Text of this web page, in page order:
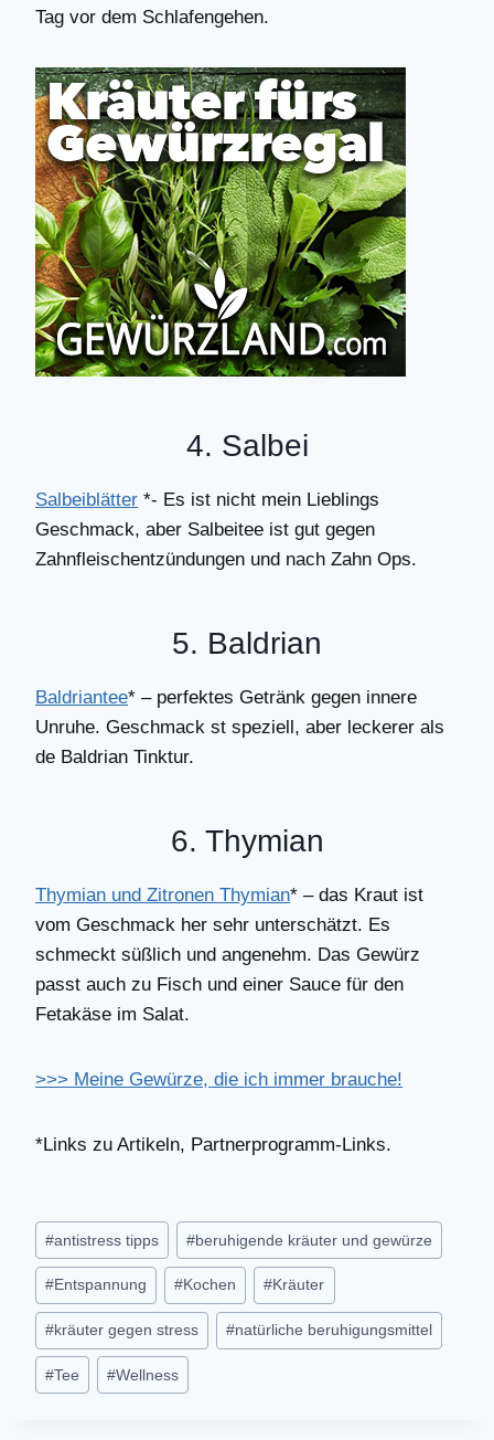
Tag vor dem Schlafengehen.
4. Salbei
Salbeiblätter *- Es ist nicht mein Lieblings
Geschmack, aber Salbeitee ist gut gegen
Zahnfleischentzündungen und nach Zahn Ops.
5. Baldrian
Baldriantee* – perfektes Getränk gegen innere
Unruhe. Geschmack st speziell, aber leckerer als
de Baldrian Tinktur.
6. Thymian
Thymian und Zitronen Thymian* – das Kraut ist
vom Geschmack her sehr unterschätzt. Es
schmeckt süßlich und angenehm. Das Gewürz
passt auch zu Fisch und einer Sauce für den
Fetakäse im Salat.
>>> Meine Gewürze, die ich immer brauche!
*Links zu Artikeln, Partnerprogramm-Links.
Schlagworte:
#antistress tipps #beruhigende kräuter und gewürze
#Entspannung #Kochen #Kräuter
#kräuter gegen stress #natürliche beruhigungsmittel
#Tee #Wellness